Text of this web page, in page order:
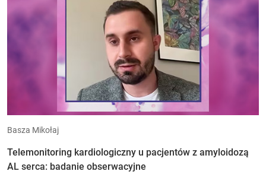
Basza Mikołaj
Telemonitoring kardiologiczny u pacjentów z amyloidozą
AL serca: badanie obserwacyjne